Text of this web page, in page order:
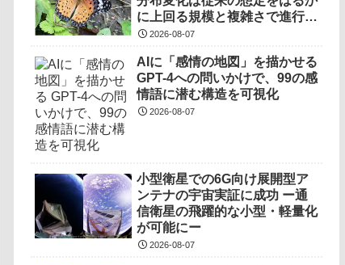
に上回る規模と複雑さで進行し
ていることを解明――
2026-08-07
AIに「感情の地図」を描かせる
GPT-4への問いかけで、99の感
情語に潜む構造を可視化
2026-08-07
小型衛星での6G向け展開型ア
ンテナの宇宙実証に成功 ー通
信衛星の飛躍的な小型・軽量化
が可能にー
2026-08-07